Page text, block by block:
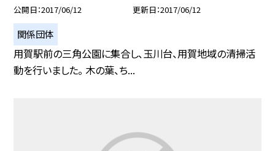
公開日 2017/06/12 更新日 2017/06/12
関係団体
用賀駅前の三角公園に集合し、玉川台、用賀地域の清掃活
動を行いました。 木の葉、ち...